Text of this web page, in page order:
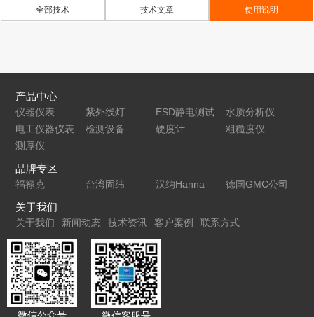
非接触两用
位多用表
记录仪
全部技术 技术文章 使用说明
产品中心
仪器仪表 紫外线灯
ESD静电测试
仪
水质分析仪
电工仪器仪表
检测设备 硬度计
粗糙度仪
测厚仪
品牌专区
福禄克 台湾固纬 汉纳Hanna 德国GMC公司
关于我们
关于我们 新闻动态 技术资讯 客户案例 联系方式